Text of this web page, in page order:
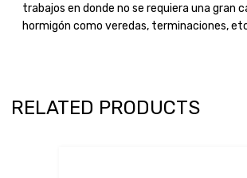
trabajos en donde no se requiera una gran
hormigón como veredas, terminaciones,
RELATED PRODUCTS